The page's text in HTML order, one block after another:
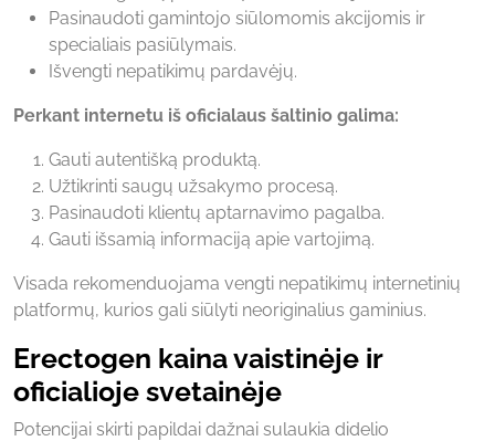
Pasinaudoti gamintojo siūlomomis akcijomis ir
specialiais pasiūlymais.
Išvengti nepatikimų pardavėjų.
Perkant internetu iš oficialaus šaltinio galima:
Gauti autentišką produktą.
Užtikrinti saugų užsakymo procesą.
Pasinaudoti klientų aptarnavimo pagalba.
Gauti išsamią informaciją apie vartojimą.
Visada rekomenduojama vengti nepatikimų internetinių
platformų, kurios gali siūlyti neoriginalius gaminius.
Erectogen kaina vaistinėje ir
oficialioje svetainėje
Potencijai skirti papildai dažnai sulaukia didelio